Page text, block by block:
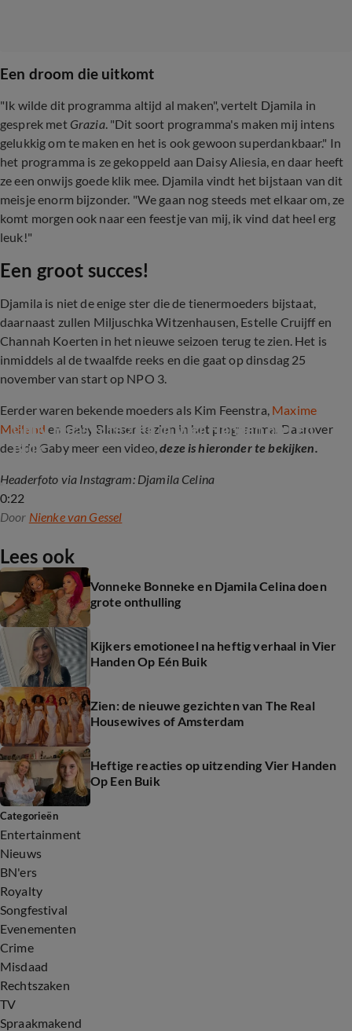
Een droom die uitkomt
"Ik wilde dit programma altijd al maken", vertelt Djamila in
gesprek met Grazia. "Dit soort programma's maken mij intens
gelukkig om te maken en het is ook gewoon superdankbaar." In
het programma is ze gekoppeld aan Daisy Aliesia, en daar heeft
ze een onwijs goede klik mee. Djamila vindt het bijstaan van dit
meisje enorm bijzonder. "We gaan nog steeds met elkaar om, ze
komt morgen ook naar een feestje van mij, ik vind dat heel erg
leuk!"
Een groot succes!
Djamila is niet de enige ster die de tienermoeders bijstaat,
daarnaast zullen Miljuschka Witzenhausen, Estelle Cruijff en
Channah Koerten in het nieuwe seizoen terug te zien. Het is
inmiddels al de twaalfde reeks en die gaat op dinsdag 25
november van start op NPO 3.
Eerder waren bekende moeders als Kim Feenstra,Maxime
Meiland en Gaby Blaaser te zien in het programma. Daarover
deelde Gaby meer een video,deze is hieronder te bekijken.
0:22
Gaby Blaaser te zien in Vier Handen op Eén
Buik
Headerfoto via Instagram: Djamila Celina
Door Nienke van Gessel
Lees ook
Vonneke Bonneke en Djamila Celina doen
grote onthulling
Kijkers emotioneel na heftig verhaal in Vier
Handen Op Eén Buik
Zien: de nieuwe gezichten van The Real
Housewives of Amsterdam
Heftige reacties op uitzending Vier Handen
Op Een Buik
Categorieën
Entertainment
Nieuws
BN'ers
Royalty
Songfestival
Evenementen
Crime
Misdaad
Rechtszaken
TV
Spraakmakend